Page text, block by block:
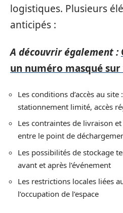
logistiques. Plusieurs
anticipés :
A découvrir également :
un numéro masqué
Les conditions d’accès au
stationnement limité, accès
Les contraintes de livraison
entre le point de
Les possibilités de stockage
avant et après l’événement
Les restrictions locales liées
l’occupation de l’espace